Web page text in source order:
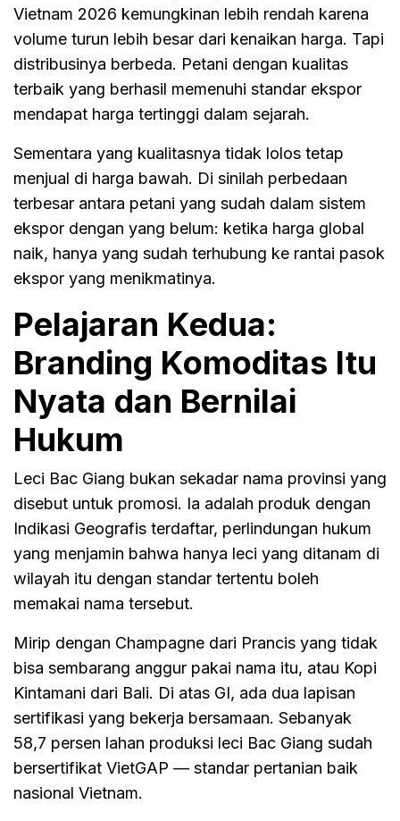
Vietnam 2026 kemungkinan lebih rendah karena
volume turun lebih besar dari kenaikan harga. Tapi
distribusinya berbeda. Petani dengan kualitas
terbaik yang berhasil memenuhi standar ekspor
mendapat harga tertinggi dalam sejarah.
Sementara yang kualitasnya tidak lolos tetap
menjual di harga bawah. Di sinilah perbedaan
terbesar antara petani yang sudah dalam sistem
ekspor dengan yang belum: ketika harga global
naik, hanya yang sudah terhubung ke rantai pasok
ekspor yang menikmatinya.
Pelajaran Kedua:
Branding Komoditas Itu
Nyata dan Bernilai
Hukum
Leci Bac Giang bukan sekadar nama provinsi yang
disebut untuk promosi. Ia adalah produk dengan
Indikasi Geografis terdaftar, perlindungan hukum
yang menjamin bahwa hanya leci yang ditanam di
wilayah itu dengan standar tertentu boleh
memakai nama tersebut.
Mirip dengan Champagne dari Prancis yang tidak
bisa sembarang anggur pakai nama itu, atau Kopi
Kintamani dari Bali. Di atas GI, ada dua lapisan
sertifikasi yang bekerja bersamaan. Sebanyak
58,7 persen lahan produksi leci Bac Giang sudah
bersertifikat VietGAP — standar pertanian baik
nasional Vietnam.